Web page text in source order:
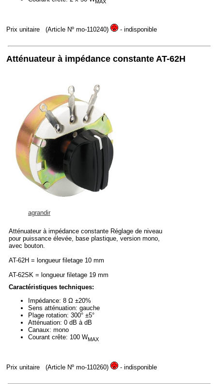
MAX
Prix unitaire (Article Nº mo-110240) - indisponible
Atténuateur à impédance constante AT-62H
agrandir
Atténuateur à impédance constante Réglage de niveau
pour puissance élevée, base plastique, version mono,
avec bouton.
AT-62H = longueur filetage 10 mm
AT-62SK = longueur filetage 19 mm
Caractéristiques techniques:
Impédance: 8 Ω ±20%
Sens atténuation: gauche
Plage rotation: 300° ±5°
Atténuation: 0 dB à dB
Canaux: mono
Courant crête: 100 WMAX
Prix unitaire (Article Nº mo-110260) - indisponible